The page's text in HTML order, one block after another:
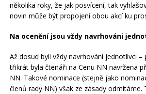
několika roky, že jak posvícení, tak
novin může být propojení obou akcí ku
Na ocenění jsou vždy navrhováni
Až dosud byli vždy navrhováni jednotlivci –
třikrát byla čtenáři na Cenu NN navržena
NN. Takové nominace (stejně jako
členů rady NN) však ze zásady odmítáme.